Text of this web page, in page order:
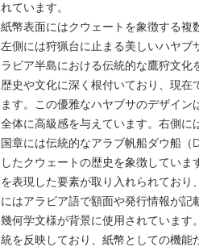
れています。
紙幣表面にはクウェートを象徴する複
左側には狩猟台に止まる美しいハヤ
ラビア半島における伝統的な鷹狩文
歴史や文化に深く根付いており、現
ます。この優雅なハヤブサのデザイ
全体に高級感を与えています。右側に
国章には伝統的なアラブ帆船ダウ船
したクウェートの歴史を象徴してい
を表現した要素が取り入れられてお
にはアラビア語で額面や発行情報が
幾何学文様が背景に使用されていま
統を反映しており、紙幣としての機能